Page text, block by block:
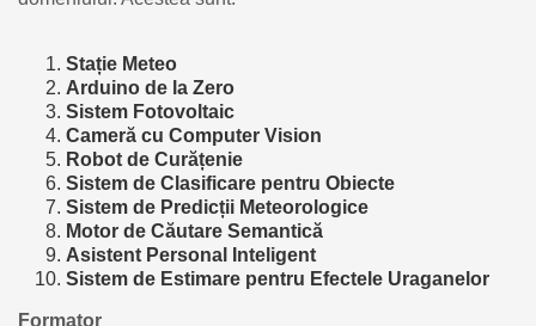
Stație Meteo
Arduino de la Zero
Sistem Fotovoltaic
Cameră cu Computer Vision
Robot de Curățenie
Sistem de Clasificare pentru Obiecte
Sistem de Predicții Meteorologice
Motor de Căutare Semantică
Asistent Personal Inteligent
Sistem de Estimare pentru Efectele Uraganelor
Formator